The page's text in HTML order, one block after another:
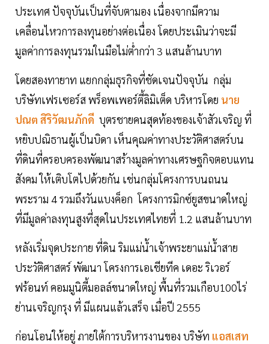
ประเทศ ปัจจุบันเป็นที่จับตามอง เนื่องจากมีความ
เคลื่อนไหวการลงทุนอย่างต่อเนื่อง โดยประเมินว่าจะมี
มูลค่าการลงทุนรวมในมือไม่ตํ่ากว่า 3 แสนล้านบาท
โดยสองทายาท แยกกลุ่มธุรกิจที่ชัดเจนปัจจุบัน กลุ่ม
บริษัทเฟรเซอร์ส พร็อพเพอร์ตี้ลิมิเต็ด บริหารโดย นาย
ปณต สิริวัฒนภักดี บุตรชายคนสุดท้องของเจ้าสัวเจริญ ที่
หยิบปณิธานผู้เป็นบิดา เห็นคุณค่าทางประวัติศาสตร์บน
ที่ดินที่ครอบครองพัฒนาสร้างมูลค่าทางเศรษฐกิจตอบแทน
สังคม ให้เติบโตไปด้วยกัน เช่นกลุ่มโครงการบนถนน
พระราม 4 รวมถึงวันแบงค็อก โครงการมิกซ์ยูสขนาดใหญ่
ที่มีมูลค่าลงทุนสูงที่สุดในประเทศไทยที่ 1.2 แสนล้านบาท
หลังเริ่มจุดประกาย ที่ดิน ริมแม่นํ้าเจ้าพระยาแม่นํ้าสาย
ประวัติศาสตร์ พัฒนา โครงการเอเชียทีค เดอะ ริเวอร์
ฟร้อนท์ คอมมูนิตี้มอลล์ขนาดใหญ่ พื้นที่รวมเกือบ100ไร่
ย่านเจริญกรุง ที่ มีแผนแล้วเสร็จ เมื่อปี 2555
ก่อนโอนให้อยู่ ภายใต้การบริหารงานของ บริษัท แอสเสท